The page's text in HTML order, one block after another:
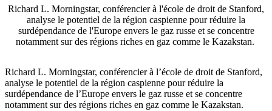
Richard L. Morningstar, conférencier à l'école de droit de Stanford,
analyse le potentiel de la région caspienne pour réduire la
surdépendance de l'Europe envers le gaz russe et se concentre
notamment sur des régions riches en gaz comme le Kazakstan.
Richard L. Morningstar, conférencier à l’école de droit de Stanford,
analyse le potentiel de la région caspienne pour réduire la
surdépendance de l’Europe envers le gaz russe et se concentre
notamment sur des régions riches en gaz comme le Kazakstan.